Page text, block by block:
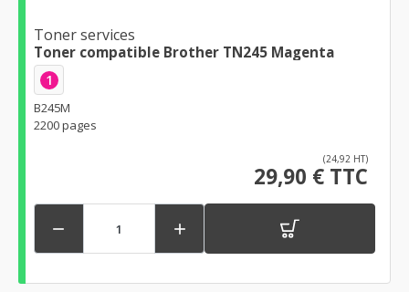
Toner services
Toner compatible Brother TN245 Magenta
1
B245M
2200 pages
(24,92 HT)
29,90 € TTC
 